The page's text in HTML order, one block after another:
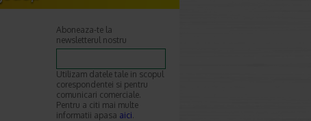
Aboneaza-te la
newsletterul nostru
Utilizam datele tale in scopul
corespondentei si pentru
comunicari comerciale.
Pentru a citi mai multe
informatii apasa aici.